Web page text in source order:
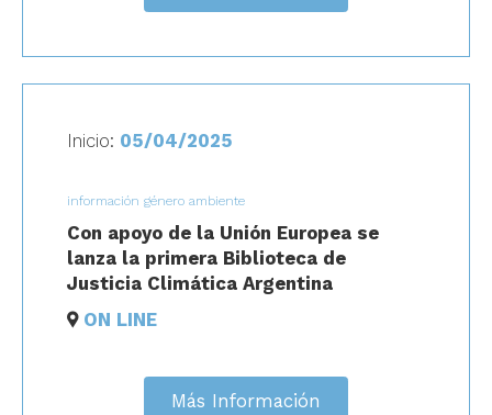
Inicio: 05/04/2025
información género ambiente
Con apoyo de la Unión Europea se
lanza la primera Biblioteca de
Justicia Climática Argentina
ON LINE
Más Información